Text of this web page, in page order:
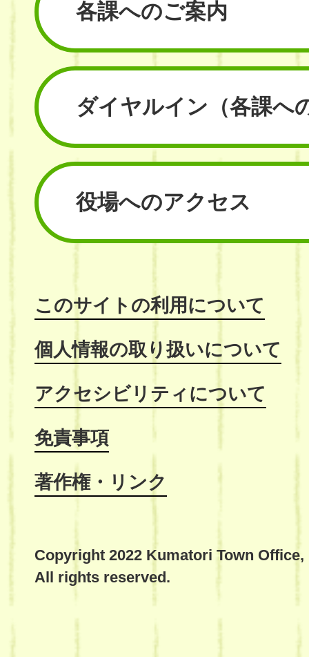
各課へのご案内
ダイヤルイン （各課へ
役場へのアクセス
このサイトの利用について
個人情報の取り扱いについて
アクセシビリティについて
免責事項
著作権・リンク
Copyright 2022 Kumatori Town Office,
All rights reserved.